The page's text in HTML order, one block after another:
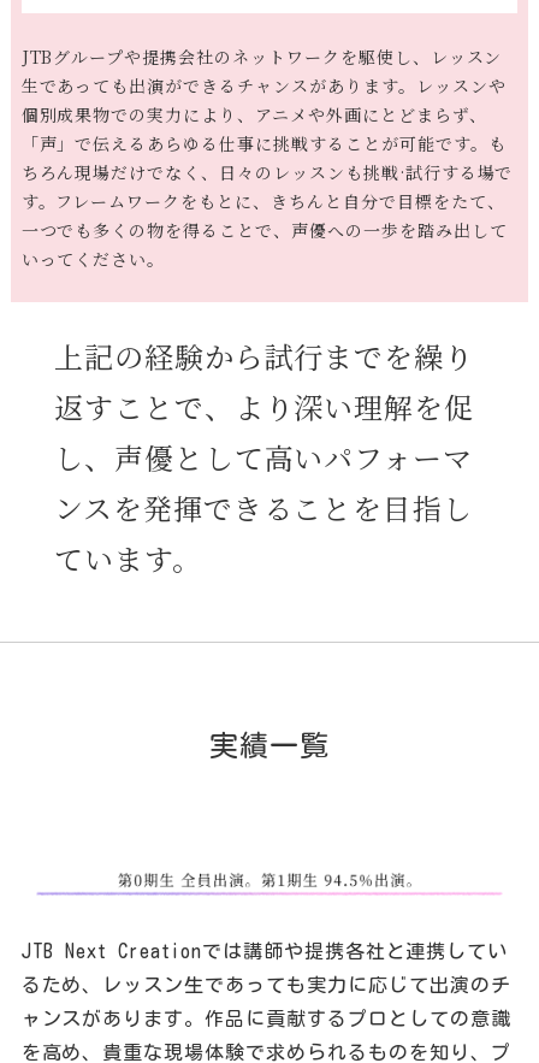
JTBグループや提携会社のネットワークを駆使し、レッスン
生であっても出演ができるチャンスがあります。レッスンや
個別成果物での実力により、アニメや外画にとどまらず、
「声」で伝えるあらゆる仕事に挑戦することが可能です。も
ちろん現場だけでなく、日々のレッスンも挑戦·試行する場で
す。フレームワークをもとに、きちんと自分で目標をたて、
一つでも多くの物を得ることで、声優への一歩を踏み出して
いってください。
上記の経験から試行までを繰り
返すことで、より深い理解を促
し、声優として高いパフォーマ
ンスを発揮できることを目指し
ています。
実績一覧
JTB Next Creationでは講師や提携各社と連携してい
るため、レッスン生であっても実力に応じて出演のチ
ャンスがあります。作品に貢献するプロとしての意識
を高め、貴重な現場体験で求められるものを知り、プ